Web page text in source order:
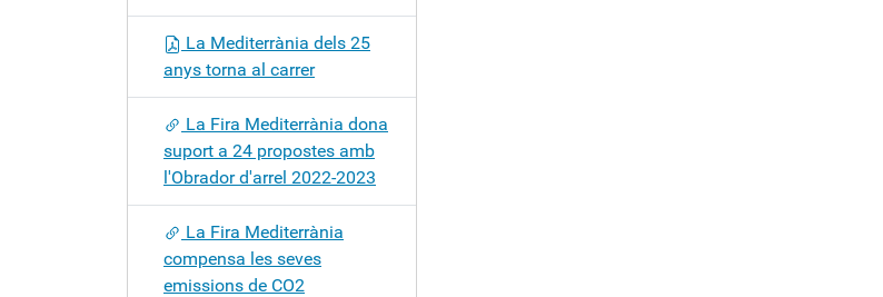
La Mediterrània dels 25
anys torna al carrer
La Fira Mediterrània dona
suport a 24 propostes amb
l'Obrador d'arrel 2022-2023
La Fira Mediterrània
compensa les seves
emissions de CO2